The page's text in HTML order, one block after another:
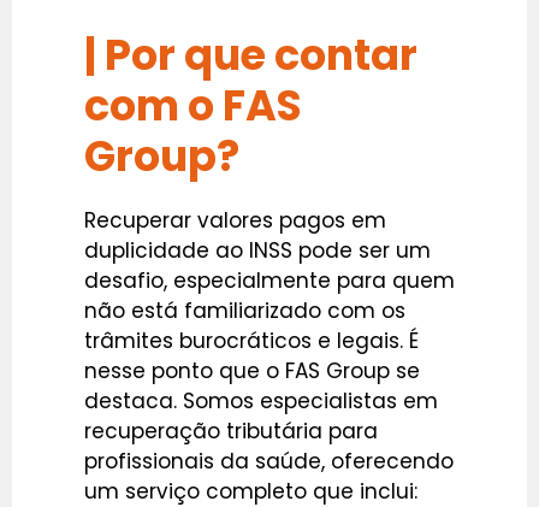
| Por que contar
com o FAS
Group?
Recuperar valores pagos em
duplicidade ao INSS pode ser um
desafio, especialmente para quem
não está familiarizado com os
trâmites burocráticos e legais. É
nesse ponto que o FAS Group se
destaca. Somos especialistas em
recuperação tributária para
profissionais da saúde, oferecendo
um serviço completo que inclui: